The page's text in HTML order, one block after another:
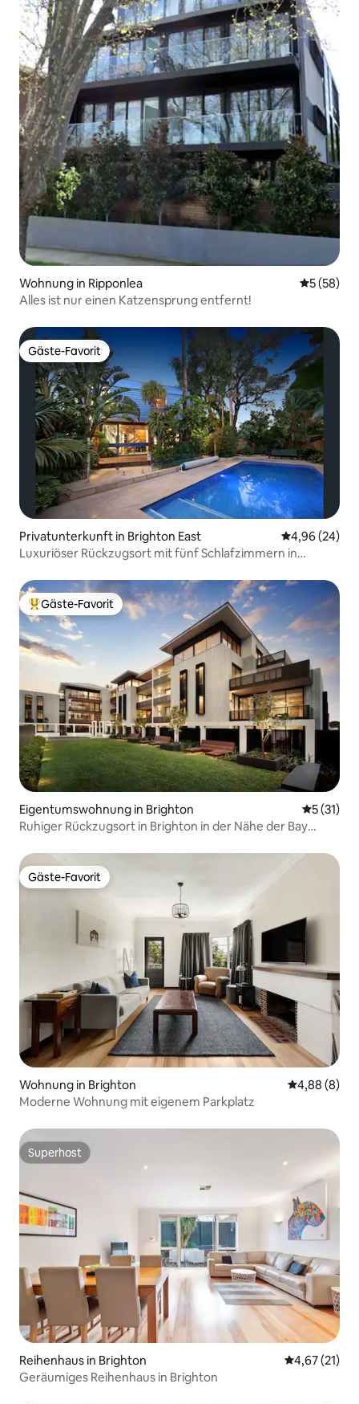
Wohnung in Ripponlea
5 (58)
Alles ist nur einen Katzensprung entfernt!
Gäste-Favorit
Gäste-Favorit
Privatunterkunft in Brighton East
4,96 (24)
Luxuriöser Rückzugsort mit fünf Schlafzimmern in
Beliebter Gäste-Favorit.
Gäste-Favorit
Eigentumswohnung in Brighton
5 (31)
Ruhiger Rückzugsort in Brighton in der Nähe der Bay
Gäste-Favorit
Gäste-Favorit
Wohnung in Brighton
4,88 (8)
Moderne Wohnung mit eigenem Parkplatz
Superhost
Superhost
Reihenhaus in Brighton
4,67 (21)
Geräumiges Reihenhaus in Brighton